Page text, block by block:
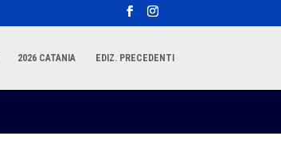
2026 CATANIA EDIZ. PRECEDENTI